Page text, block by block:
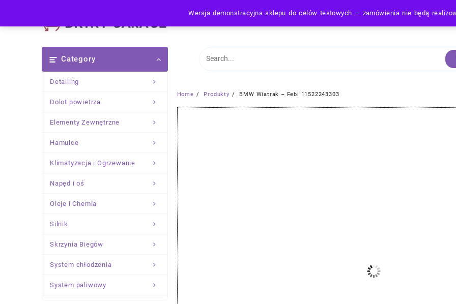
Wersja demonstracyjna sklepu do celów testowych — zamówienia nie będą
content
Category
Detailing
Dolot powietrza
Elementy Zewnętrzne
Hamulce
Klimatyzacja i Ogrzewanie
Napęd i oś
Oleje i Chemia
Silnik
Skrzynia Biegów
System chłodzenia
System paliwowy
Home Produkty BMW Wiatrak – Febi 11522243303